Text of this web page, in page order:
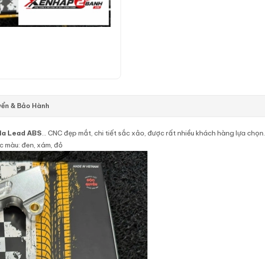
& Bảo Hành
Lead ABS… CNC đẹp mắt, chi tiết sắc xảo, được rất nhiều khách hàng lựa chọn.
màu: đen, xám, đỏ